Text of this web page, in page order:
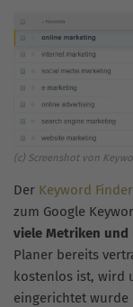
(c) Screenshot von
Der Keyword Finder
zum Google
viele Metriken und
Planer bereits
kostenlos ist, wird
eingerichtet wurde